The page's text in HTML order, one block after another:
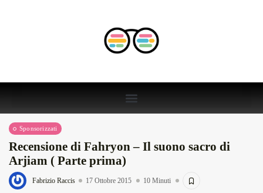
Sponsorizzati
Recensione di Fahryon – Il suono sacro di
Arjiam ( Parte prima)
Fabrizio Raccis 17 Ottobre 2015 10 Minuti